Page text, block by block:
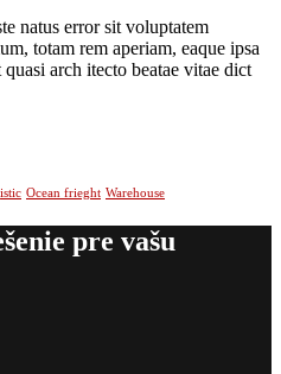
natus error sit voluptatem
totam rem aperiam, eaque ipsa
arch itecto beatae vitae dict
Ocean frieght Warehouse
pre vašu